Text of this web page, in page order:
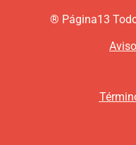
® Página13